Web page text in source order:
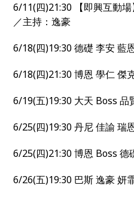
6/11(四)21:30 【即興互動
／主持：逸豪
6/18(四)19:30 德礎 李安 藍
6/18(四)21:30 博恩 學仁 傑
6/19(五)19:30 大天 Boss
6/25(四)19:30 丹尼 佳諭 瑞
6/25(四)21:30 博恩 Boss
6/26(五)19:30 巴斯 逸豪 妍